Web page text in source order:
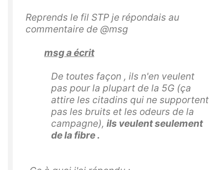
Reprends le fil STP je répondais au
commentaire de @msg
msg a écrit
De toutes façon , ils n'en veulent
pas pour la plupart de la 5G (ça
attire les citadins qui ne supportent
pas les bruits et les odeurs de la
campagne), ils veulent seulement
de la fibre .